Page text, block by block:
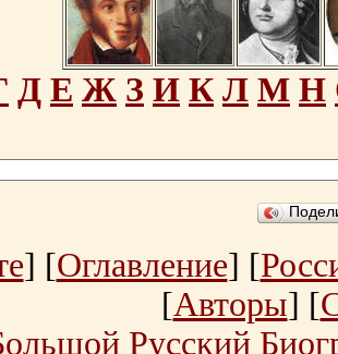
Д Е Ж З И К Л М Н
] [Оглавление] [
[Авторы] [
Русский